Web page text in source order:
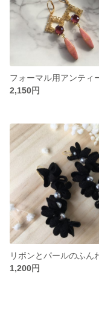
2,150円
1,200円